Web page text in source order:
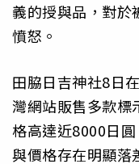
義的授與品，對於
憤怒。
田脇日吉神社8日
灣網站販售多款標
格高達近8000日
與價格存在明顯落